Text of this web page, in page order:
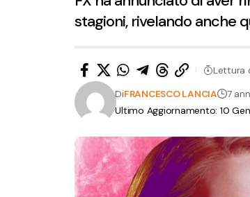
stagioni, rivelando anche
Ultimo Aggiornamento: 10
DiFRANCESCO LANCIA 7
Lettura